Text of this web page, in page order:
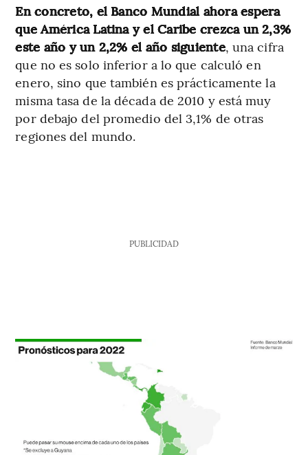
En concreto, el Banco Mundial ahora espera
que América Latina y el Caribe crezca un 2,3%
este año y un 2,2% el año siguiente, una cifra
que no es solo inferior a lo que calculó en
enero, sino que también es prácticamente la
misma tasa de la década de 2010 y está muy
por debajo del promedio del 3,1% de otras
regiones del mundo.
PUBLICIDAD